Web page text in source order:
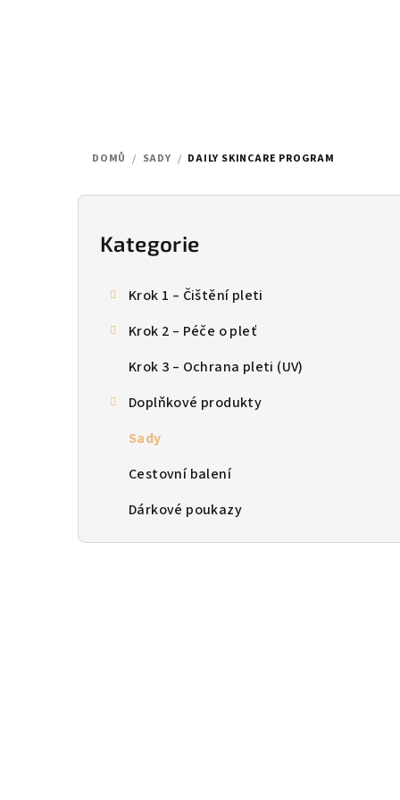
DOMŮ / SADY / DAILY SKINCARE PROGRAM
P
a
Přeskočit
kategorie
Kategorie
Krok 1 – Čištění pleti
Krok 2 – Péče o pleť
Krok 3 – Ochrana pleti (UV)
Doplňkové produkty
Sady
Cestovní balení
Dárkové poukazy